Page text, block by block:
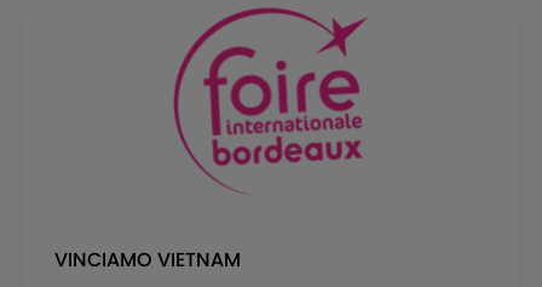
VINCIAMO VIETNAM